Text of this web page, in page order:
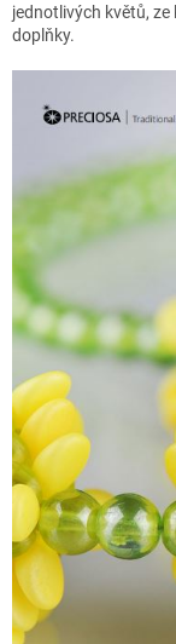
jednotlivých květů,
doplňky.